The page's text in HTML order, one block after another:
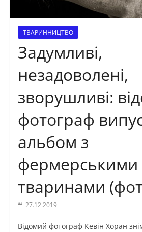
ТВАРИННИЦТВО
Задумливі,
незадоволені,
зворушливі:
фотограф
альбом з
фермерськими
тваринами
27.12.2019
Відомий фотограф Кевін Хоран